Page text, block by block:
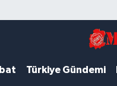
Türkiye Gündemi